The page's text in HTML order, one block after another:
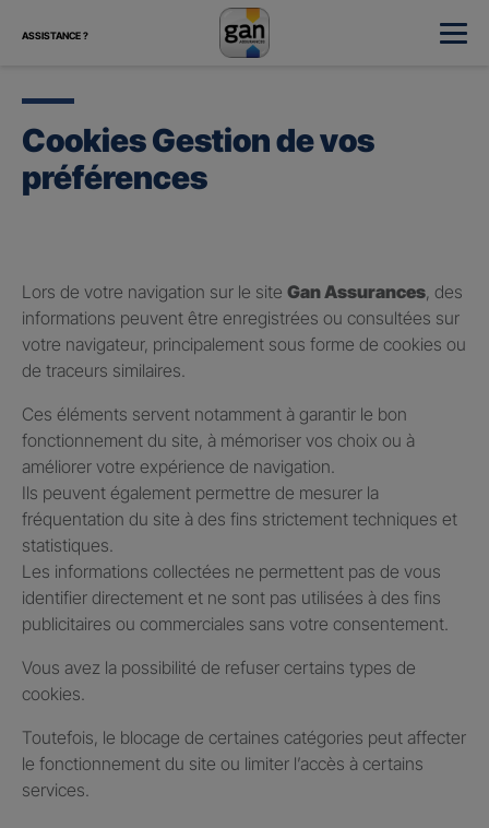
ASSISTANCE ?
Cookies Gestion de vos
préférences
Lors de votre navigation sur le site Gan Assurances, des
informations peuvent être enregistrées ou consultées sur
votre navigateur, principalement sous forme de cookies ou
de traceurs similaires.
Ces éléments servent notamment à garantir le bon
fonctionnement du site, à mémoriser vos choix ou à
améliorer votre expérience de navigation.
Ils peuvent également permettre de mesurer la
fréquentation du site à des fins strictement techniques et
statistiques.
Les informations collectées ne permettent pas de vous
identifier directement et ne sont pas utilisées à des fins
publicitaires ou commerciales sans votre consentement.
Vous avez la possibilité de refuser certains types de
cookies.
Toutefois, le blocage de certaines catégories peut affecter
le fonctionnement du site ou limiter l’accès à certains
services.